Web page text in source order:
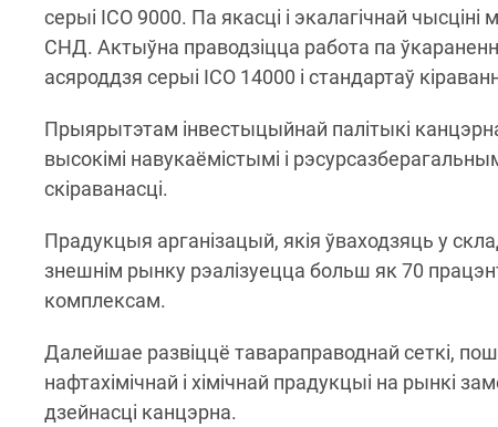
серыі ІСО 9000. Па якасці і экалагічнай чысціні
СНД. Актыўна праводзіцца работа па
асяроддзя серыі ІСО 14000 і стандартаў
Прыярытэтам інвестыцыйнай палітыкі
высокімі навукаёмістымі і
скіраванасці.
Прадукцыя арганізацый, якія ўваходзяць у
знешнім рынку рэалізуецца больш як 70
комплексам.
Далейшае развіццё тавараправоднай сеткі,
нафтахімічнай і хімічнай прадукцыі на рынкі
дзейнасці канцэрна.